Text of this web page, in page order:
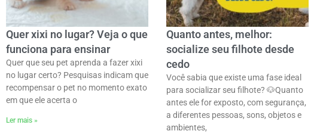
Quer xixi no lugar? Veja o que
funciona para ensinar
Quer que seu pet aprenda a fazer xixi
no lugar certo? Pesquisas indicam que
recompensar o pet no momento exato
em que ele acerta o
Ler mais »
Quanto antes, melhor:
socialize seu filhote desde
cedo
Você sabia que existe uma fase ideal
para socializar seu filhote? 🐶ㅤQuanto
antes ele for exposto, com segurança,
a diferentes pessoas, sons, objetos e
ambientes,